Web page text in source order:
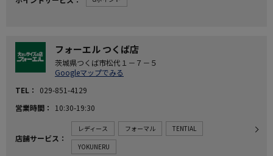
フォーエル つくば店
茨城県つくば市松代１－７－５
Googleマップでみる
TEL
029-851-4129
営業時間
10:30-19:30
店舗サービス
レディース フォーマル
TENTIAL
YOKUNERU